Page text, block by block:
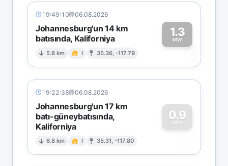
19:49:10 06.08.2026
Johannesburg'un 14 km
batısında, Kaliforniya
5.8 km I 35.36, -117.79
1.3
MW1
19:22:38 06.08.2026
Johannesburg'un 17 km
batı-güneybatısında,
Kaliforniya
6.8 km I 35.31, -117.80
0.9
MW
0